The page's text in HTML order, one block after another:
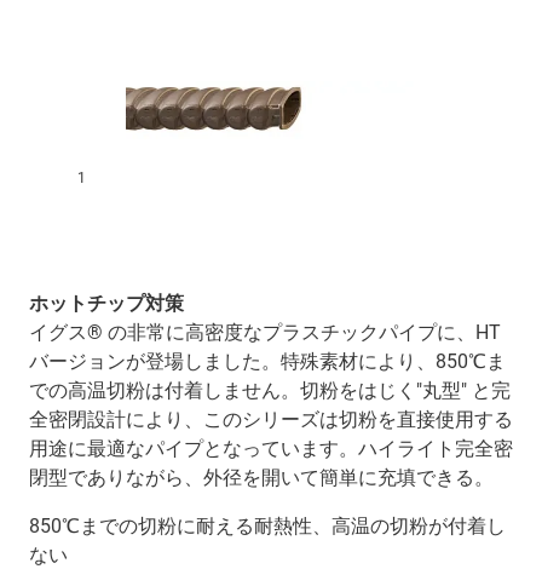
1
ホットチップ対策
イグス® の非常に高密度なプラスチックパイプに、HT
バージョンが登場しました。特殊素材により、850℃ま
での高温切粉は付着しません。切粉をはじく"丸型" と完
全密閉設計により、このシリーズは切粉を直接使用する
用途に最適なパイプとなっています。ハイライト完全密
閉型でありながら、外径を開いて簡単に充填できる。
850℃までの切粉に耐える耐熱性、高温の切粉が付着し
ない